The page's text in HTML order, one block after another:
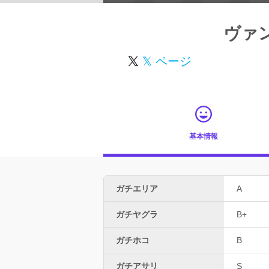
ヴァ
𝕏 ページ
基本情報
ガチエリア A
ガチヤグラ B+
ガチホコ B
ガチアサリ S